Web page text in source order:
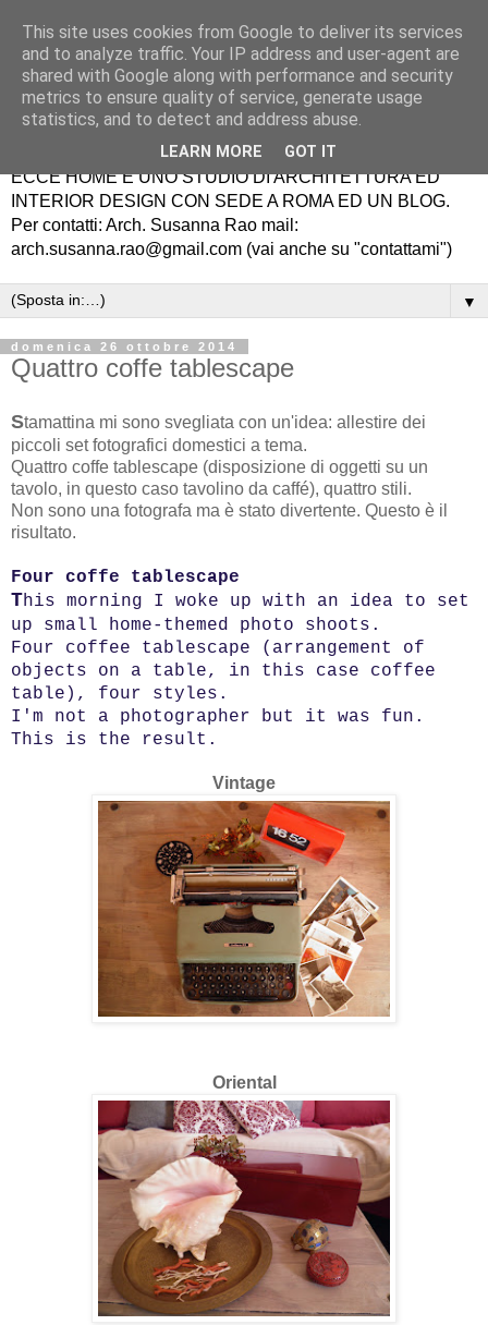
ECCE HOME É UNO STUDIO DI ARCHITETTURA ED
INTERIOR DESIGN CON SEDE A ROMA ED UN BLOG.
Per contatti: Arch. Susanna Rao mail:
arch.susanna.rao@gmail.com (vai anche su "contattami")
▼
domenica 26 ottobre 2014
Quattro coffe tablescape
Stamattina mi sono svegliata con un'idea: allestire dei
piccoli set fotografici domestici a tema.
Quattro coffe tablescape (disposizione di oggetti su un
tavolo, in questo caso tavolino da caffé), quattro stili.
Non sono una fotografa ma è stato divertente. Questo è il
risultato.
Four coffe tablescape
This morning I woke up with an idea to set
up small home-themed photo shoots.
Four coffee tablescape (arrangement of
objects on a table, in this case coffee
table), four styles.
I'm not a photographer but it was fun.
This is the result.
Vintage
Oriental
This site uses cookies from Google to deliver its services
and to analyze traffic. Your IP address and user-agent are
shared with Google along with performance and security
metrics to ensure quality of service, generate usage
statistics, and to detect and address abuse.
LEARN MORE GOT IT